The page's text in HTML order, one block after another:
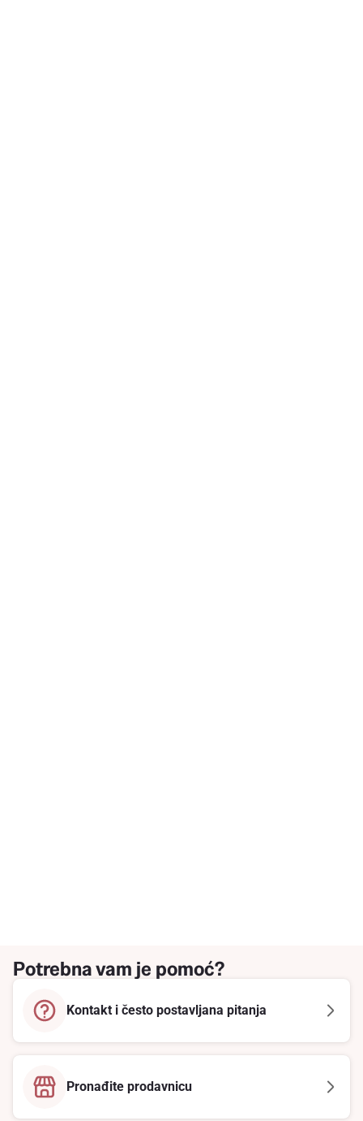
Potrebna vam je pomoć?
Kontakt i često postavljana pitanja
Pronađite prodavnicu